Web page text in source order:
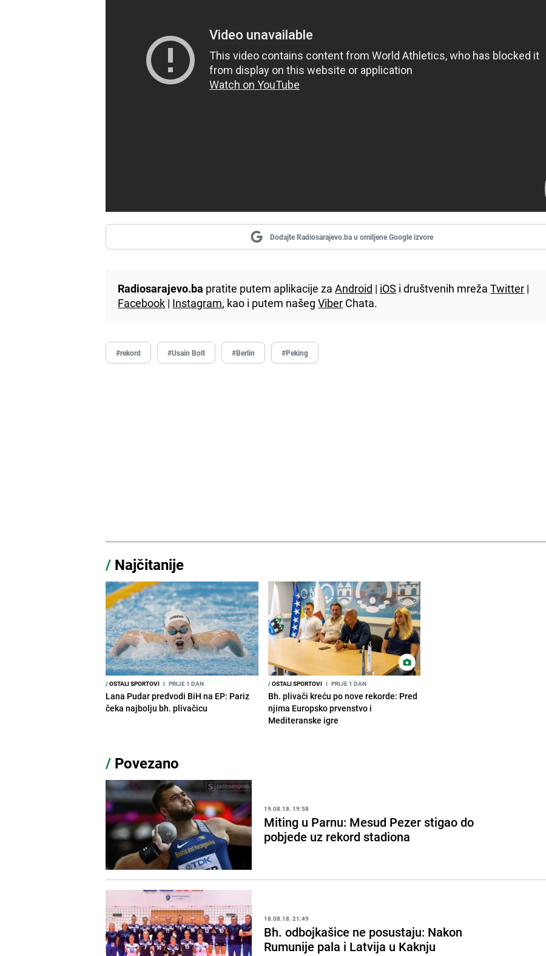
Dodajte Radiosarajevo.ba u omiljene Google izvore
Radiosarajevo.ba pratite putem aplikacije zaAndroid | iOS i društvenih mrežaTwitter |
Facebook | Instagram, kao i putem našegViber Chata.
#rekord #Usain Bolt #Berlin #Peking
/ Najčitanije
/OSTALI SPORTOVI I PRIJE 1 DAN
Lana Pudar predvodi BiH na EP: Pariz
čeka najbolju bh. plivačicu
/OSTALI SPORTOVI I PRIJE 1 DAN
Bh. plivači kreću po nove rekorde: Pred
njima Europsko prvenstvo i
Mediteranske igre
/ Povezano
19.08.18. 19:58
Miting u Parnu: Mesud Pezer stigao do
pobjede uz rekord stadiona
18.08.18. 21:49
Bh. odbojkašice ne posustaju: Nakon
Rumunije pala i Latvija u Kaknju